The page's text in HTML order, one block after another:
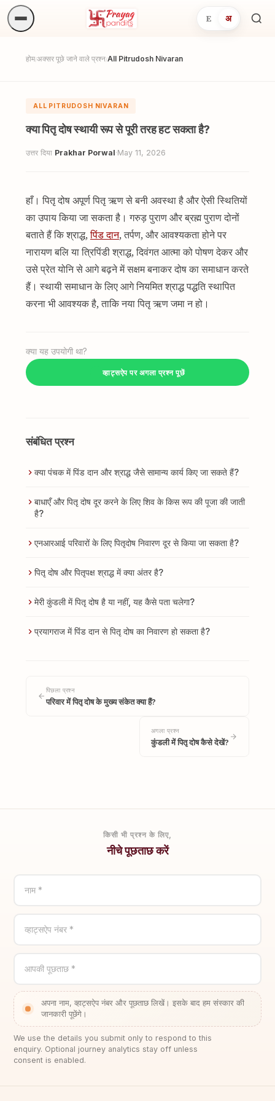
E अ
होम/अक्सर पूछे जाने वाले प्रश्न/All Pitrudosh Nivaran
ALL PITRUDOSH NIVARAN
क्या पितृ दोष स्थायी रूप से पूरी तरह हट सकता है?
उत्तर दिया Prakhar Porwal·May 11, 2026
हाँ। पितृ दोष अपूर्ण पितृ ऋण से बनी अवस्था है और ऐसी स्थितियों
का उपाय किया जा सकता है। गरुड़ पुराण और ब्रह्म पुराण दोनों
बताते हैं कि श्राद्ध,पिंड दान, तर्पण, और आवश्यकता होने पर
नारायण बलि या त्रिपिंडी श्राद्ध, दिवंगत आत्मा को पोषण देकर और
उसे प्रेत योनि से आगे बढ़ने में सक्षम बनाकर दोष का समाधान करते
हैं। स्थायी समाधान के लिए आगे नियमित श्राद्ध पद्धति स्थापित
करना भी आवश्यक है, ताकि नया पितृ ऋण जमा न हो।
क्या यह उपयोगी था?
व्हाट्सऐप पर अगला प्रश्न पूछें
संबंधित प्रश्न
क्या पंचक में पिंड दान और श्राद्ध जैसे सामान्य कार्य किए जा सकते हैं?
बाधाएँ और पितृ दोष दूर करने के लिए शिव के किस रूप की पूजा की जाती
है?
एनआरआई परिवारों के लिए पितृदोष निवारण दूर से किया जा सकता है?
पितृ दोष और पितृपक्ष श्राद्ध में क्या अंतर है?
मेरी कुंडली में पितृ दोष है या नहीं, यह कैसे पता चलेगा?
प्रयागराज में पिंड दान से पितृ दोष का निवारण हो सकता है?
पिछला प्रश्न
परिवार में पितृ दोष के मुख्य संकेत क्या हैं?
अगला प्रश्न
कुंडली में पितृ दोष कैसे देखें?
किसी भी प्रश्न के लिए,
नीचे पूछताछ करें
नाम *
व्हाट्सऐप नंबर *
आपकी पूछताछ *
अपना नाम, व्हाट्सऐप नंबर और पूछताछ लिखें। इसके बाद हम संस्कार की
जानकारी पूछेंगे।
We use the details you submit only to respond to this
enquiry. Optional journey analytics stay off unless
consent is enabled.